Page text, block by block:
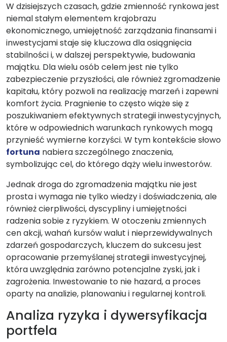
W dzisiejszych czasach, gdzie zmienność rynkowa jest
niemal stałym elementem krajobrazu
ekonomicznego, umiejętność zarządzania finansami i
inwestycjami staje się kluczowa dla osiągnięcia
stabilności i, w dalszej perspektywie, budowania
majątku. Dla wielu osób celem jest nie tylko
zabezpieczenie przyszłości, ale również zgromadzenie
kapitału, który pozwoli na realizację marzeń i zapewni
komfort życia. Pragnienie to często wiąże się z
poszukiwaniem efektywnych strategii inwestycyjnych,
które w odpowiednich warunkach rynkowych mogą
przynieść wymierne korzyści. W tym kontekście słowo
fortuna nabiera szczególnego znaczenia,
symbolizując cel, do którego dąży wielu inwestorów.
Jednak droga do zgromadzenia majątku nie jest
prosta i wymaga nie tylko wiedzy i doświadczenia, ale
również cierpliwości, dyscypliny i umiejętności
radzenia sobie z ryzykiem. W otoczeniu zmiennych
cen akcji, wahań kursów walut i nieprzewidywalnych
zdarzeń gospodarczych, kluczem do sukcesu jest
opracowanie przemyślanej strategii inwestycyjnej,
która uwzględnia zarówno potencjalne zyski, jak i
zagrożenia. Inwestowanie to nie hazard, a proces
oparty na analizie, planowaniu i regularnej kontroli.
Analiza ryzyka i dywersyfikacja
portfela